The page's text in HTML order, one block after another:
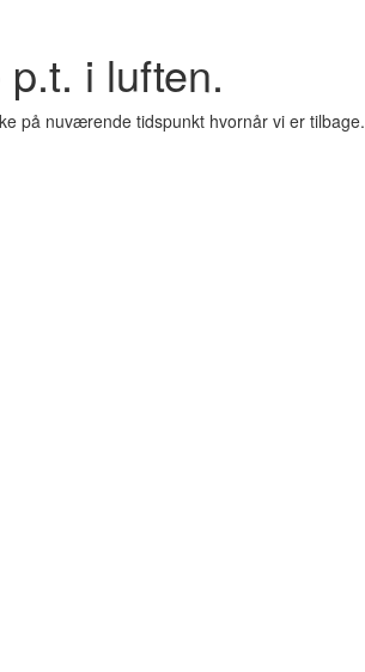
i luften.
på nuværende tidspunkt hvornår vi er tilbage.